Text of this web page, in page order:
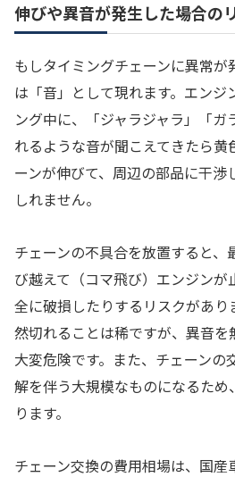
伸びや異音が発生した場合の
もしタイミングチェーンに異常
は「音」として現れます。エンジ
ング中に、「ジャラジャラ」「
れるような音が聞こえてきたら黄
ーンが伸びて、周辺の部品に干渉
しれません。
チェーンの不具合を放置すると、
び越えて（コマ飛び）エンジンが
全に破損したりするリスクがあり
然切れることは稀ですが、異音
大変危険です。また、チェーンの
解を伴う大規模なものになるた
ります。
チェーン交換の費用相場は、国産